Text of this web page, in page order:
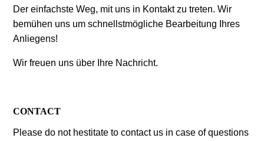
Der einfachste Weg, mit uns in Kontakt zu treten. Wir
bemühen uns um schnellstmögliche Bearbeitung Ihres
Anliegens!
Wir freuen uns über Ihre Nachricht.
CONTACT
Please do not hestitate to contact us in case of questions